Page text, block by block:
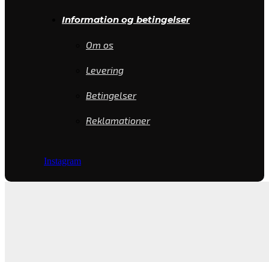
Information og betingelser
Om os
Levering
Betingelser
Reklamationer
Instagram